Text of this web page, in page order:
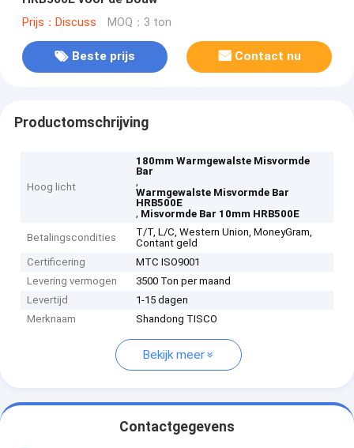
Prijs：Discuss MOQ：3 ton
Beste prijs Contact nu
Productomschrijving
Hoog licht
180mm Warmgewalste Misvormde
Bar
,
Warmgewalste Misvormde Bar
HRB500E
, Misvormde Bar 10mm HRB500E
Betalingscondities
T/T, L/C, Western Union, MoneyGram,
Contant geld
Certificering
MTC ISO9001
Levering vermogen
3500 Ton per maand
Levertijd
1-15 dagen
Merknaam
Shandong TISCO
Bekijk meer
Contactgegevens